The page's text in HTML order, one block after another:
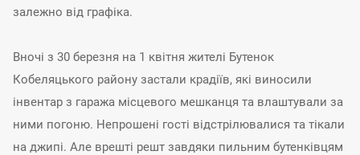
залежно від графіка.
Вночі з 30 березня на 1 квітня жителі Бутенок
Кобеляцького району застали крадіїв, які виносили
інвентар з гаража місцевого мешканця та влаштували за
ними погоню. Непрошені гості відстрілювалися та тікали
на джипі. Але врешті решт завдяки пильним бутенківцям